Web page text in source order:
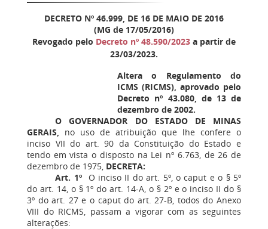
DECRETO Nº 46.999, DE 16 DE MAIO DE 2016
(MG de 17/05/2016)
Revogado pelo Decreto nº 48.590/2023 a partir de
23/03/2023.
Altera o Regulamento do
ICMS (RICMS), aprovado pelo
Decreto nº 43.080, de 13 de
dezembro de 2002.
O GOVERNADOR DO ESTADO DE MINAS
GERAIS, no uso de atribuição que lhe confere o
inciso VII do art. 90 da Constituição do Estado e
tendo em vista o disposto na Lei nº 6.763, de 26 de
dezembro de 1975, DECRETA:
Art. 1ºO inciso II do art. 5º, o caput e o § 5º
do art. 14, o § 1º do art. 14-A, o § 2º e o inciso II do §
3º do art. 27 e o caput do art. 27-B, todos do Anexo
VIII do RICMS, passam a vigorar com as seguintes
alterações: